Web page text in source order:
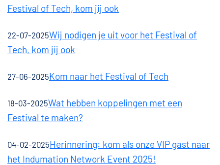
Festival of Tech, kom jij ook
22-07-2025Wij nodigen je uit voor het Festival of
Tech, kom jij ook
27-06-2025Kom naar het Festival of Tech
18-03-2025Wat hebben koppelingen met een
Festival te maken?
04-02-2025Herinnering: kom als onze VIP gast naar
het Indumation Network Event 2025!